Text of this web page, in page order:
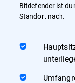
Bitdefender ist
Standort nach.